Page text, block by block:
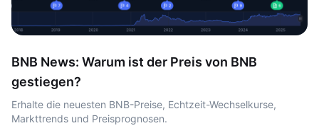
BNB News: Warum ist der Preis von BNB
gestiegen?
Erhalte die neuesten BNB-Preise, Echtzeit-Wechselkurse,
Markttrends und Preisprognosen.